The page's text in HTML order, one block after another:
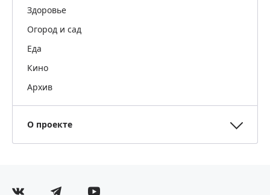
Здоровье
Огород и сад
Еда
Кино
Архив
О проекте